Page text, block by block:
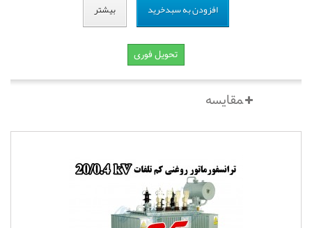
افزودن به سبدخرید بیشتر
تحویل فوری